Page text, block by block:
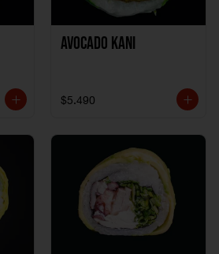
Avocado Kani
$5.490